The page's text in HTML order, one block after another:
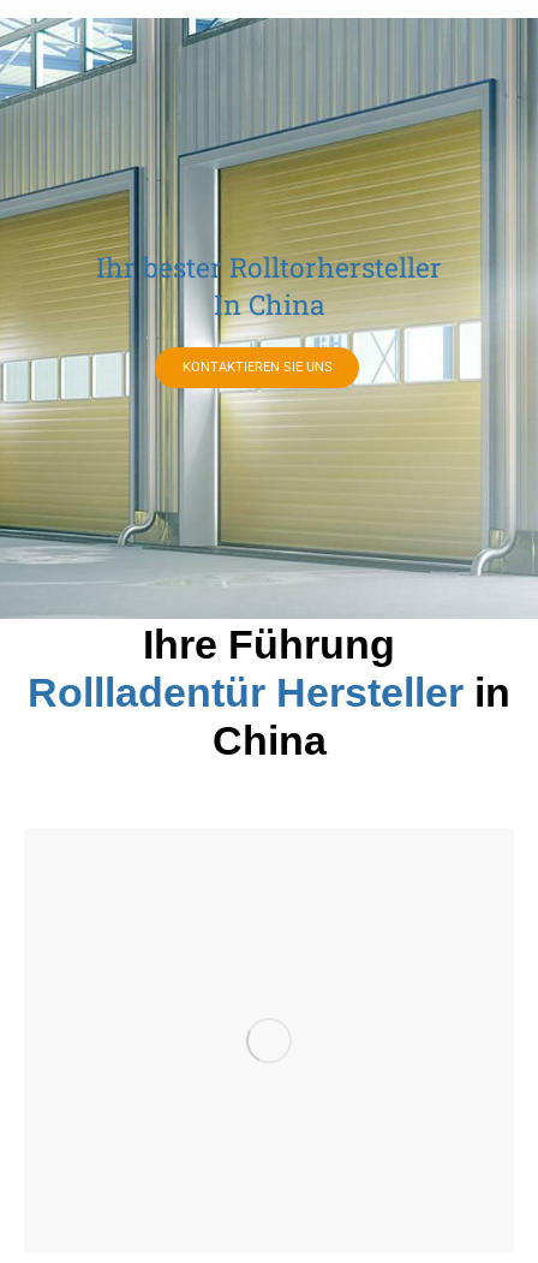
Ihr bester Rolltorhersteller
In China
KONTAKTIEREN SIE UNS
Ihre Führung
Rollladentür Hersteller in
China